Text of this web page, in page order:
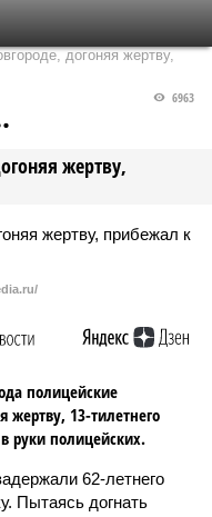
догоняя жертву,
жертву,
6963
полицейские
жертву, 13-тилетнего
руки полицейских.
62-летнего
Пытаясь догнать